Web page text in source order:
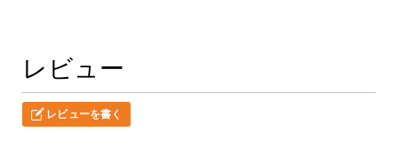
レビュー
レビューを書く